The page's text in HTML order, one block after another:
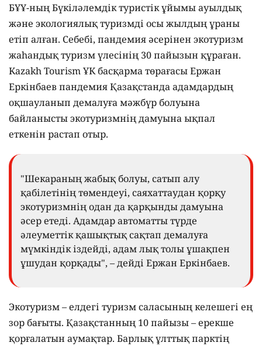
БҰҰ-ның Бүкіләлемдік туристік ұйымы ауылдық
және экологиялық туризмді осы жылдың ұраны
етіп алған. Себебі, пандемия әсерінен экотуризм
жаһандық туризм үлесінің 30 пайызын құраған.
Kazakh Tourism ҰК басқарма төрағасы Ержан
Еркінбаев пандемия Қазақстанда адамдардың
оқшауланып демалуға мәжбүр болуына
байланысты экотуризмнің дамуына ықпал
еткенін растап отыр.
"Шекараның жабық болуы, сатып алу
қабілетінің төмендеуі, саяхаттаудан қорқу
экотуризмнің одан да қарқынды дамуына
әсер етеді. Адамдар автоматты түрде
әлеуметтік қашықтық сақтап демалуға
мүмкіндік іздейді, адам лық толы ұшақпен
ұшудан қорқады", – дейді Ержан Еркінбаев.
Экотуризм – елдегі туризм саласының келешегі ең
зор бағыты. Қазақстанның 10 пайызы – ерекше
қорғалатын аумақтар. Барлық ұлттық парктің